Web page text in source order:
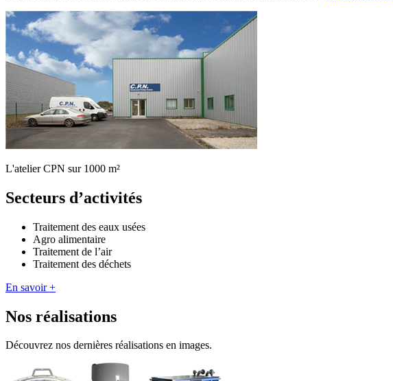
L'atelier CPN sur 1000 m²
Secteurs d’activités
Traitement des eaux usées
Agro alimentaire
Traitement de l’air
Traitement des déchets
En savoir +
Nos réalisations
Découvrez nos dernières réalisations en images.